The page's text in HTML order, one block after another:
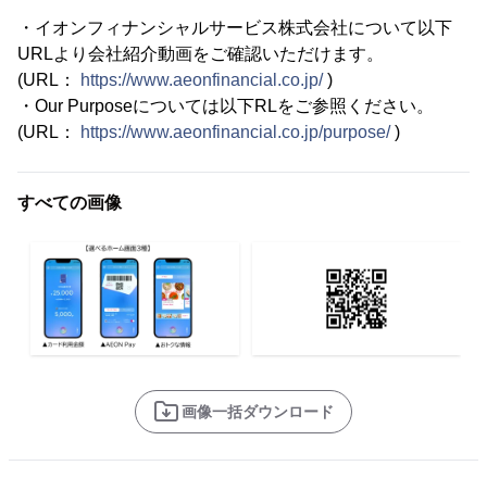
・イオンフィナンシャルサービス株式会社について以下
URLより会社紹介動画をご確認いただけます。
(URL：
https://www.aeonfinancial.co.jp/)
・Our Purposeについては以下RLをご参照ください。
(URL：
https://www.aeonfinancial.co.jp/purpose/)
すべての画像
画像一括ダウンロード